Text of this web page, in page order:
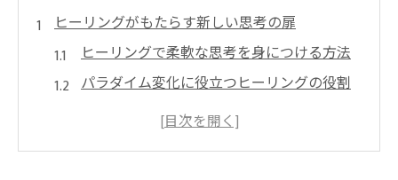
ヒーリングがもたらす新しい思考の扉
ヒーリングで柔軟な思考を身につける方法
パラダイム変化に役立つヒーリングの役割
思い込みを解きほぐすヒーリングの力とは